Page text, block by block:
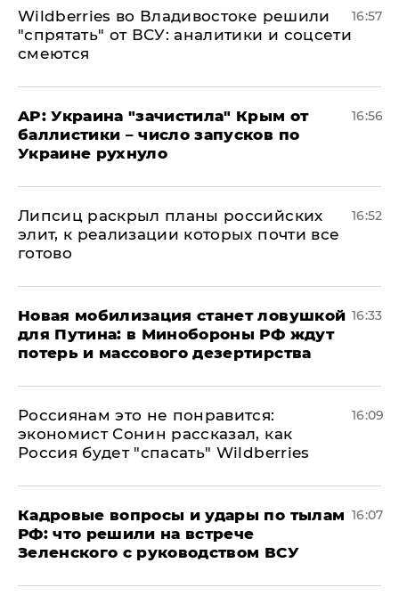
Wildberries во Владивостоке решили
"спрятать" от ВСУ: аналитики и соцсети
смеются
16:57
AP: Украина "зачистила" Крым от
баллистики – число запусков по
Украине рухнуло
16:56
Липсиц раскрыл планы российских
элит, к реализации которых почти все
готово
16:52
​Новая мобилизация станет ловушкой
для Путина: в Минобороны РФ ждут
потерь и массового дезертирства
16:33
Россиянам это не понравится:
экономист Сонин рассказал, как
Россия будет "спасать" Wildberries
16:09
Кадровые вопросы и удары по тылам
РФ: что решили на встрече
Зеленского с руководством ВСУ
16:07